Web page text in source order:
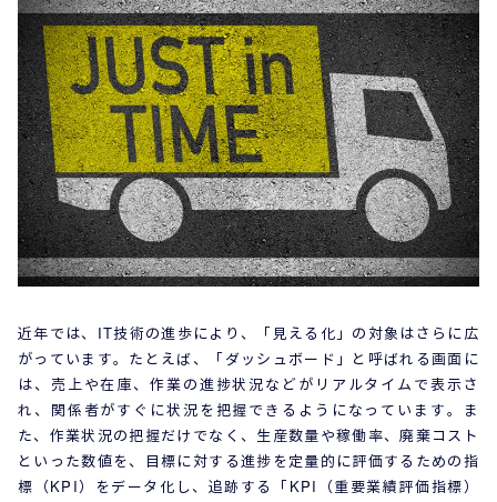
近年では、IT技術の進歩により、「見える化」の対象はさらに広
がっています。たとえば、「ダッシュボード」と呼ばれる画面に
は、売上や在庫、作業の進捗状況などがリアルタイムで表示さ
れ、関係者がすぐに状況を把握できるようになっています。ま
た、作業状況の把握だけでなく、生産数量や稼働率、廃棄コスト
といった数値を、目標に対する進捗を定量的に評価するための指
標（KPI）をデータ化し、追跡する「KPI（重要業績評価指標）